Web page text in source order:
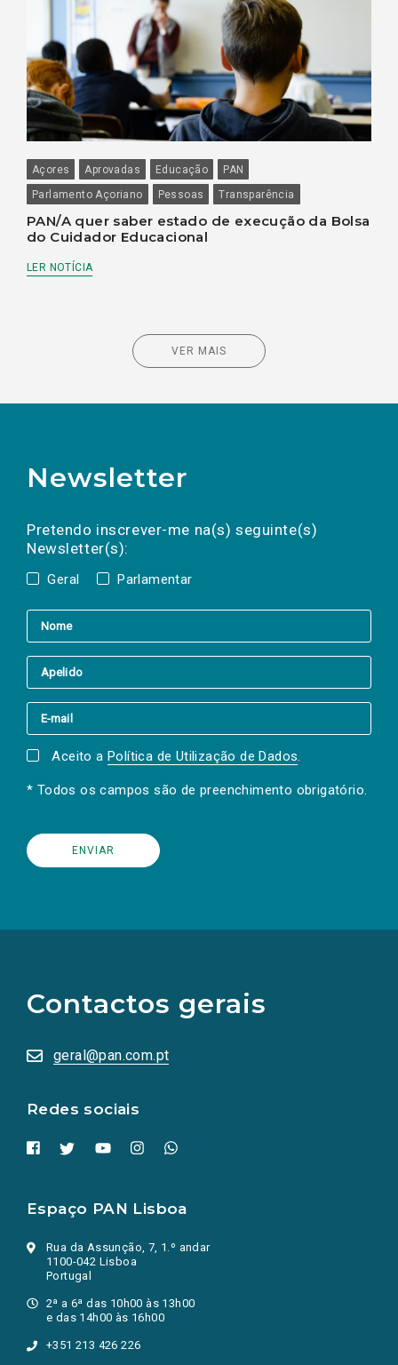
Açores Aprovadas Educação
PAN
Parlamento Açoriano
Pessoas Transparência
PAN/A quer saber estado de execução da Bolsa
do Cuidador Educacional
LER NOTÍCIA
VER MAIS
Newsletter
Pretendo inscrever-me na(s) seguinte(s)
Newsletter(s):
Geral Parlamentar
a(s) newsletter(s).
mail
Aceito a Política de Utilização de Dados.
* Todos os campos são de preenchimento obrigatório.
Contactos gerais
geral@pan.com.pt
Redes sociais
redes
sociais
numa
nova
Espaço PAN Lisboa
Rua da Assunção, 7, 1.º andar
1100-042 Lisboa
Portugal
2ª a 6ª das 10h00 às 13h00
e das 14h00 às 16h00
+351 213 426 226